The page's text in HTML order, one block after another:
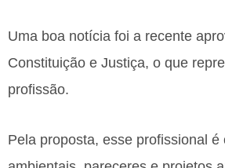
Uma boa notícia foi a recente
Constituição e Justiça, o que
profissão.
Pela proposta, esse profissional